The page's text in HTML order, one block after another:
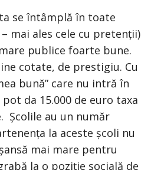
se întâmplă în toate
mai ales cele cu pretenții)
publice foarte bune.
cotate, de prestigiu. Cu
bună” care nu intră în
da 15.000 de euro taxa
Școlile au un număr
la aceste școli nu
mai mare pentru
la o poziție socială de